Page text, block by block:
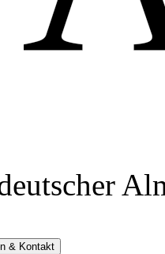
& Kontakt